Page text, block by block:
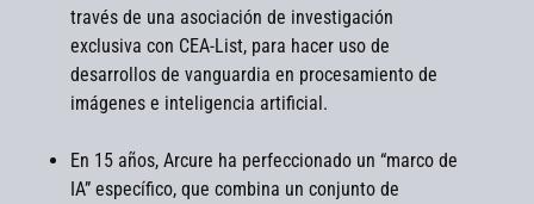
través de una asociación de investigación
exclusiva con CEA-List, para hacer uso de
desarrollos de vanguardia en procesamiento de
imágenes e inteligencia artificial.
En 15 años, Arcure ha perfeccionado un “marco de
IA” específico, que combina un conjunto de